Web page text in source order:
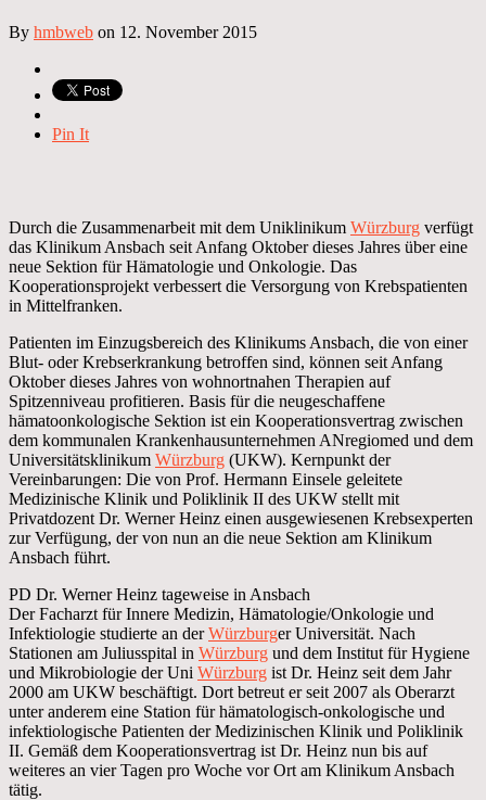
By hmbweb on 12. November 2015
Pin It
Durch die Zusammenarbeit mit dem Uniklinikum Würzburg verfügt
das Klinikum Ansbach seit Anfang Oktober dieses Jahres über eine
neue Sektion für Hämatologie und Onkologie. Das
Kooperationsprojekt verbessert die Versorgung von Krebspatienten
in Mittelfranken.
Patienten im Einzugsbereich des Klinikums Ansbach, die von einer
Blut- oder Krebserkrankung betroffen sind, können seit Anfang
Oktober dieses Jahres von wohnortnahen Therapien auf
Spitzenniveau profitieren. Basis für die neugeschaffene
hämatoonkologische Sektion ist ein Kooperationsvertrag zwischen
dem kommunalen Krankenhausunternehmen ANregiomed und dem
Universitätsklinikum Würzburg (UKW). Kernpunkt der
Vereinbarungen: Die von Prof. Hermann Einsele geleitete
Medizinische Klinik und Poliklinik II des UKW stellt mit
Privatdozent Dr. Werner Heinz einen ausgewiesenen Krebsexperten
zur Verfügung, der von nun an die neue Sektion am Klinikum
Ansbach führt.
PD Dr. Werner Heinz tageweise in Ansbach
Der Facharzt für Innere Medizin, Hämatologie/Onkologie und
Infektiologie studierte an derWürzburger Universität. Nach
Stationen am Juliusspital in Würzburg und dem Institut für Hygiene
und Mikrobiologie der Uni Würzburg ist Dr. Heinz seit dem Jahr
2000 am UKW beschäftigt. Dort betreut er seit 2007 als Oberarzt
unter anderem eine Station für hämatologisch-onkologische und
infektiologische Patienten der Medizinischen Klinik und Poliklinik
II. Gemäß dem Kooperationsvertrag ist Dr. Heinz nun bis auf
weiteres an vier Tagen pro Woche vor Ort am Klinikum Ansbach
tätig.